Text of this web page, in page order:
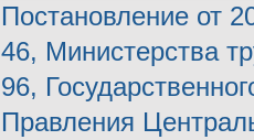
Постановление от
46, Министерства
96,
Правления